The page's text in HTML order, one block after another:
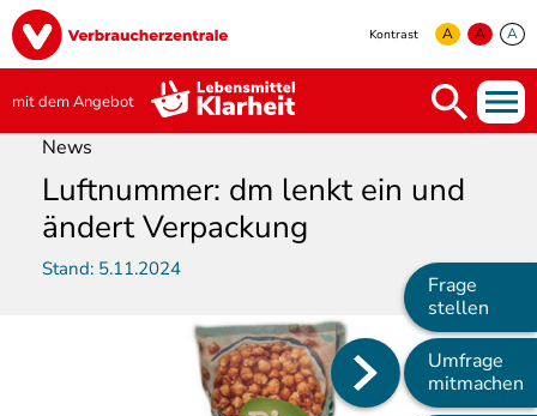
Direkt
zum
Inhalt
Image
Kontrast A A A
mit dem Angebot
Main
Frage
stellen
Umfrage
mitmachen
News
Luftnummer: dm lenkt ein und
ändert Verpackung
Stand: 5.11.2024